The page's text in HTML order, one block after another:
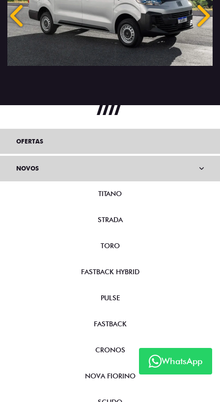
Anterior
WhatsApp
OFERTAS
NOVOS
TITANO
STRADA
TORO
FASTBACK HYBRID
PULSE
FASTBACK
CRONOS
NOVA FIORINO